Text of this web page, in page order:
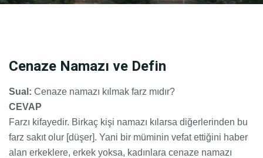
Cenaze Namazı ve Defin
Sual: Cenaze namazı kılmak farz mıdır?
CEVAP
Farzı kifayedir. Birkaç kişi namazı kılarsa diğerlerinden bu
farz sakıt olur [düşer]. Yani bir müminin vefat ettiğini haber
alan erkeklere, erkek yoksa, kadınlara cenaze namazı